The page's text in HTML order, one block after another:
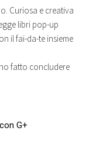
Curiosa e creativa
libri pop-up
il fai-da-te insieme
fatto concludere
G+